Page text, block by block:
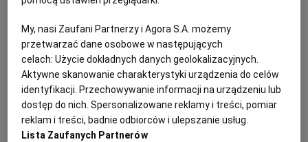
Ogłoszenia z kategorii Przetargi
Spółdzielnia Mieszkaniowa ,,Wrocławianka" ogłasza
przetarg nieograniczony ofert pisemnych na
kompleksowy remont modernizacyjny hydroforni
oraz instalacji hydrantowej na poziomie -1 w
budynku przy ul. Inowrocławskiej 39 we Wrocławiu
Ogłoszenie premium 10 dni do końca
My, nasi Zaufani Partnerzy i Agora S.A. możemy
przetwarzać dane osobowe w następujących
celach:Użycie dokładnych danych geolokalizacyjnych.
Aktywne skanowanie charakterystyki urządzenia do celów
identyfikacji. Przechowywanie informacji na urządzeniu lub
dostęp do nich. Spersonalizowane reklamy i treści, pomiar
reklam i treści, badnie odbiorców i ulepszanie usług.
Lista Zaufanych Partnerów